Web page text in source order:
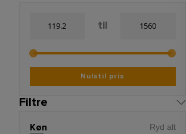
til
Nulstil pris
Filtre
Køn Ryd alt